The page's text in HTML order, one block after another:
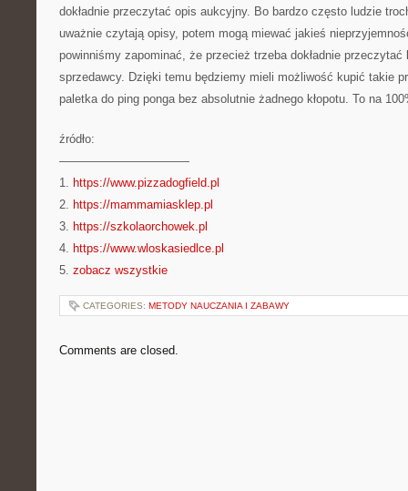
dokładnie przeczytać opis aukcyjny. Bo bardzo często ludzie
uważnie czytają opisy, potem mogą miewać jakieś
powinniśmy zapominać, że przecież trzeba dokładnie przeczytać
sprzedawcy. Dzięki temu będziemy mieli możliwość kupić takie
paletka do ping ponga bez absolutnie żadnego kłopotu. To na
źródło:
———————————
1. https://www.pizzadogfield.pl
2. https://mammamiasklep.pl
3. https://szkolaorchowek.pl
4. https://www.wloskasiedlce.pl
5. zobacz wszystkie
CATEGORIES: METODY NAUCZANIA I ZABAWY
Comments are closed.